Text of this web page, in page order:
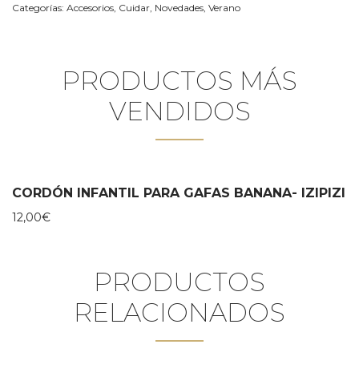
Categorías: Accesorios Cuidar Novedades Verano
PRODUCTOS MÁS
VENDIDOS
CORDÓN INFANTIL PARA GAFAS BANANA- IZIPIZI
12,00€
PRODUCTOS
RELACIONADOS